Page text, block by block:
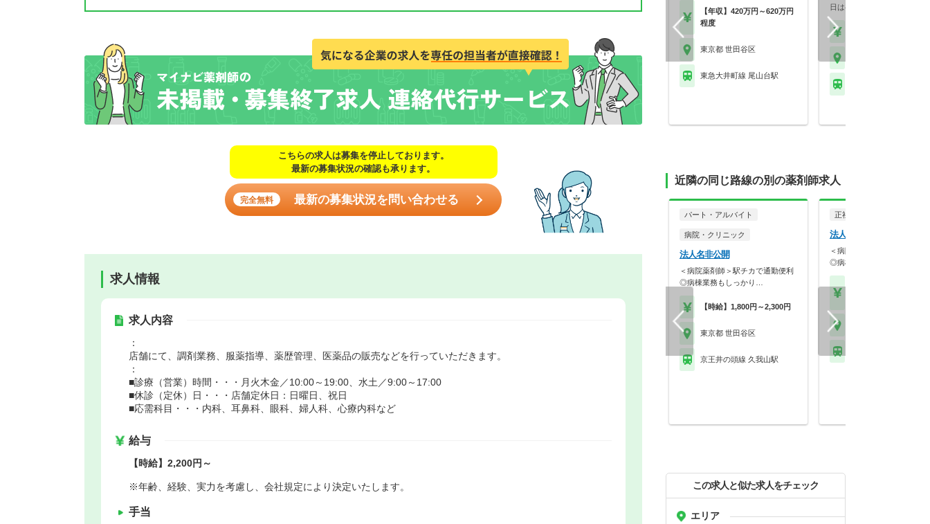
こちらの求人は募集を停止しております。
最新の募集状況の確認も承ります。
完全無料 最新の募集状況を問い合わせる
求人情報
求人内容
：
店舗にて、調剤業務、服薬指導、薬歴管理、医薬品の販売などを行っていただきます。
：
■診療（営業）時間・・・月火木金／10:00～19:00、水土／9:00～17:00
■休診（定休）日・・・店舗定休日：日曜日、祝日
■応需科目・・・内科、耳鼻科、眼科、婦人科、心療内科など
給与
【時給】2,200円～
※年齢、経験、実力を考慮し、会社規定により決定いたします。
手当
【年収】420万円～620万円
程度
東京都 世田谷区
東急大井町線 尾山台駅
日は半日のみの勤務…
近隣の同じ路線の別の薬剤師求人
パート・アルバイト
病院・クリニック
法人名非公開
＜病院薬剤師＞駅チカで通勤便利
◎病棟業務もしっかり…
【時給】1,800円～2,300円
東京都 世田谷区
京王井の頭線 久我山駅
正社員
法人名非公開
＜病院薬剤師＞駅チカで通
◎病棟業務もしっかり…
この求人と似た求人をチェック
エリア